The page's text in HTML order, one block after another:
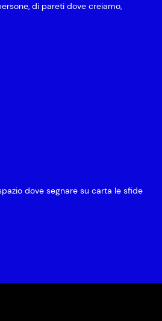
di pareti dove creiamo,
dove segnare su carta le sfide